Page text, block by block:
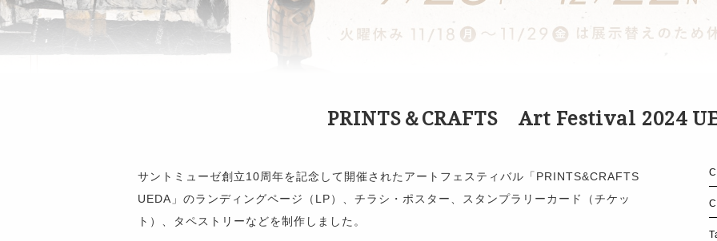
PRINTS＆CRAFTS Art Festival 2024
サントミューゼ創立10周年を記念して開催されたアートフェスティバル「PRINTS&CRAFTS
UEDA」のランディングページ（LP）、チラシ・ポスター、スタンプラリーカード（チケッ
ト）、タペストリーなどを制作しました。